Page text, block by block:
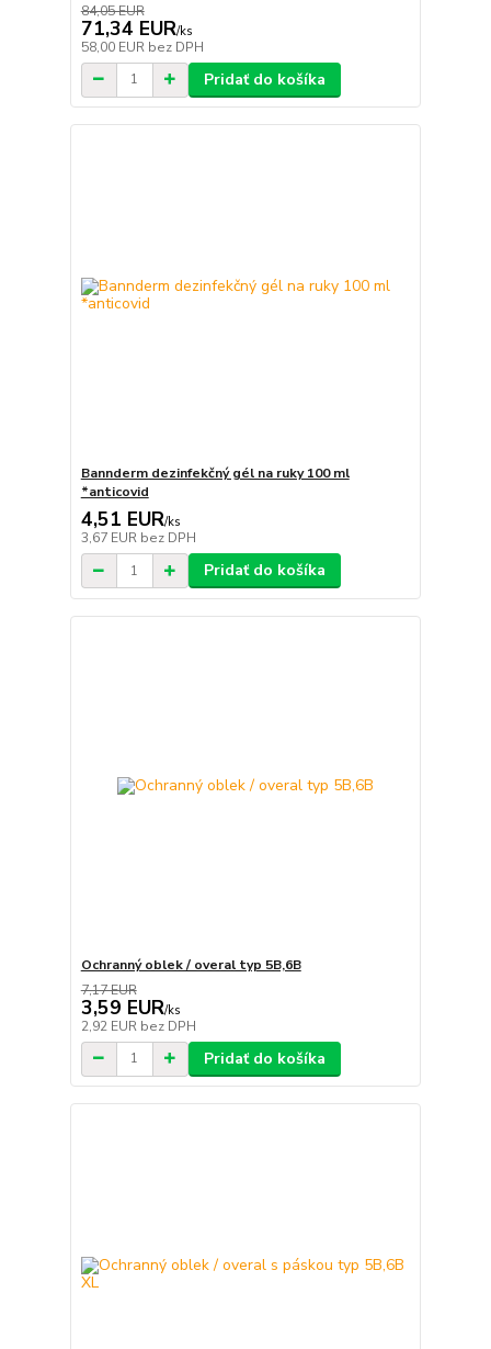
84,05 EUR
71,34 EUR/ks
58,00 EUR bez DPH
Pridať do košíka
Bannderm dezinfekčný gél na ruky 100 ml
*anticovid
4,51 EUR/ks
3,67 EUR bez DPH
Pridať do košíka
Ochranný oblek / overal typ 5B,6B
7,17 EUR
3,59 EUR/ks
2,92 EUR bez DPH
Pridať do košíka